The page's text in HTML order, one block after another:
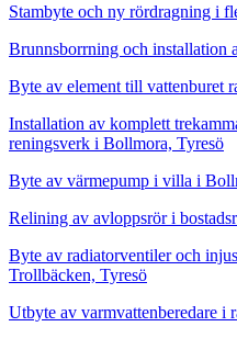
Stambyte och ny rördragning i
Brunnsborrning och installation
Byte av element till vattenburet
Installation av komplett
reningsverk i Bollmora, Tyresö
Byte av värmepump i villa i
Relining av avloppsrör i
Byte av radiatorventiler och
Trollbäcken, Tyresö
Utbyte av varmvattenberedare i